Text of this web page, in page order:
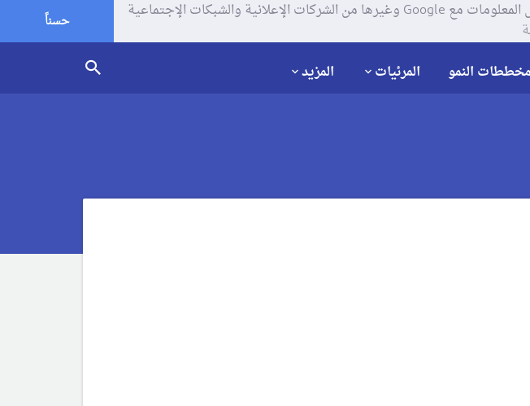
يستخدم موقعنا ملفات تعريف الإرتباط (الكوكيز) لتحليل زياراتك وإستخدامك للموقع و تتم مشاركة بعض المعلومات مع Google وغيرها من الشركات الإعلانية والشبكات الإجتماعية
حسناً
مخططات النمو المرئيات المزيد